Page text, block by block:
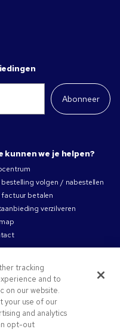
Abonneer
kunnen we je helpen?
bestelling volgen / nabestellen
factuur betalen
verzilveren
tracking
and to
on our website.
your use of our
and analytics
opt-out